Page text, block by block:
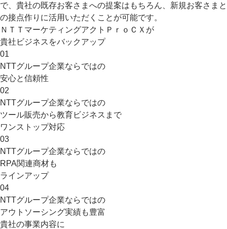
で、貴社の既存お客さまへの提案はもちろん、新規お客さまと
の接点作りに活用いただくことが可能です。
ＮＴＴマーケティングアクトＰｒｏＣＸが
貴社ビジネスをバックアップ
01
NTTグループ企業ならではの
安心と信頼性
02
NTTグループ企業ならではの
ツール販売から教育ビジネスまで
ワンストップ対応
03
NTTグループ企業ならではの
RPA関連商材も
ラインアップ
04
NTTグループ企業ならではの
アウトソーシング実績も豊富
貴社の事業内容に